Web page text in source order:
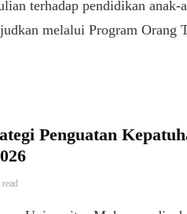
terhadap pendidikan anak-
melalui Program Orang
Penguatan